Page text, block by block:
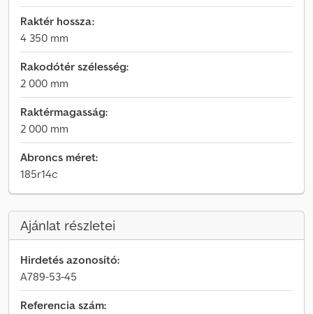
Raktér hossza:
4 350 mm
Rakodótér szélesség:
2 000 mm
Raktérmagasság:
2 000 mm
Abroncs méret:
185r14c
Ajánlat részletei
Hirdetés azonosító:
A789-53-45
Referencia szám: